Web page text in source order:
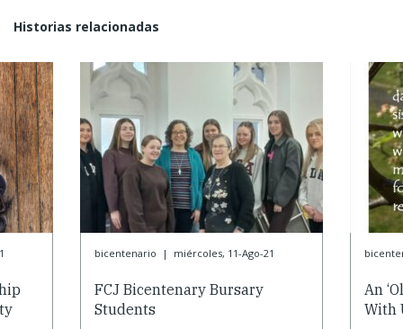
Historias relacionadas
bicentenario | miércoles, 11-Ago-21
FCJ Bicentenary Bursary
Students
An
With